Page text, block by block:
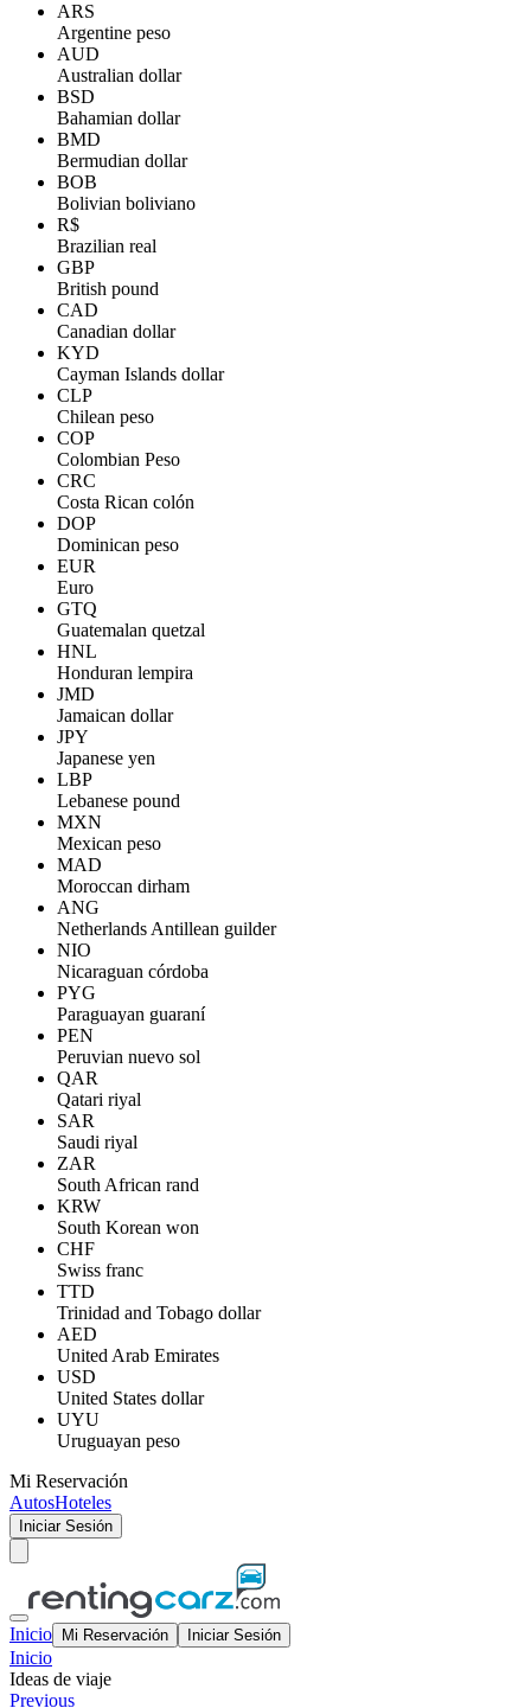
ARS
Argentine peso
AUD
Australian dollar
BSD
Bahamian dollar
BMD
Bermudian dollar
BOB
Bolivian boliviano
R$
Brazilian real
GBP
British pound
CAD
Canadian dollar
KYD
Cayman Islands dollar
CLP
Chilean peso
COP
Colombian Peso
CRC
Costa Rican colón
DOP
Dominican peso
EUR
Euro
GTQ
Guatemalan quetzal
HNL
Honduran lempira
JMD
Jamaican dollar
JPY
Japanese yen
LBP
Lebanese pound
MXN
Mexican peso
MAD
Moroccan dirham
ANG
Netherlands Antillean guilder
NIO
Nicaraguan córdoba
PYG
Paraguayan guaraní
PEN
Peruvian nuevo sol
QAR
Qatari riyal
SAR
Saudi riyal
ZAR
South African rand
KRW
South Korean won
CHF
Swiss franc
TTD
Trinidad and Tobago dollar
AED
United Arab Emirates
USD
United States dollar
UYU
Uruguayan peso
Mi Reservación
AutosHoteles
Iniciar Sesión
Inicio Mi Reservación Iniciar Sesión
Inicio
Ideas de viaje
Previous